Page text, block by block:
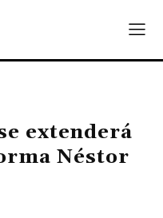
extenderá
Néstor